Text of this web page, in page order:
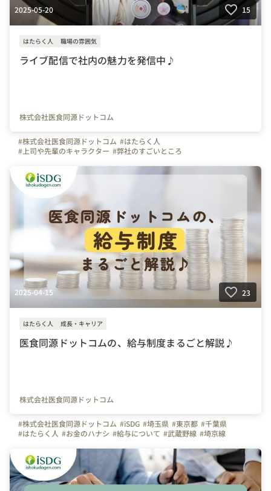
2025-05-20 15
はたらく人 職場の雰囲気
ライブ配信で社内の魅力を発信中♪
株式会社医食同源ドットコム
#株式会社医食同源ドットコム #はたらく人
#上司や先輩のキャラクター #弊社のすごいところ
#埼玉県
#東京都
2025-04-15 23
はたらく人 成長・キャリア
医食同源ドットコムの、給与制度まるごと解説♪
株式会社医食同源ドットコム
#株式会社医食同源ドットコム #iSDG #埼玉県 #東京都 #千葉県
#はたらく人 #お金のハナシ #給与について #武蔵野線 #埼京線